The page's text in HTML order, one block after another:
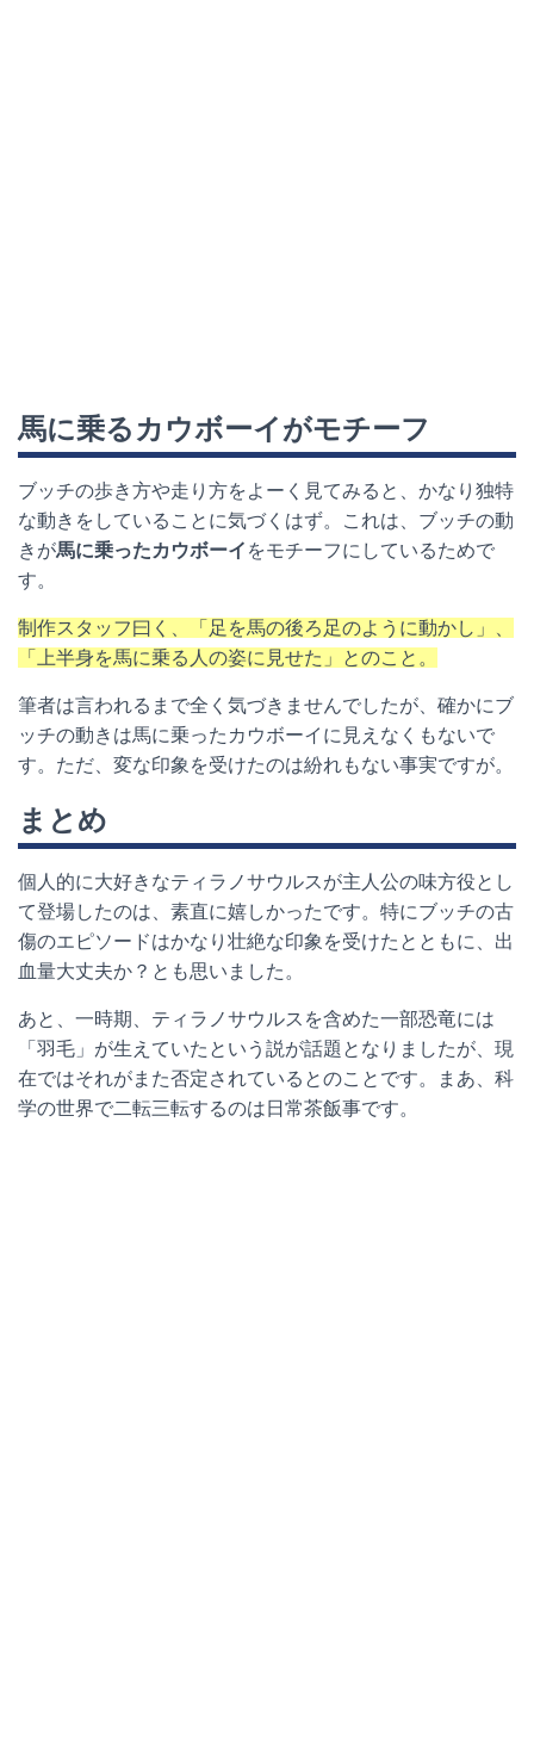
馬に乗るカウボーイがモチーフ
ブッチの歩き方や走り方をよーく見てみると、かなり独特
な動きをしていることに気づくはず。これは、ブッチの動
きが馬に乗ったカウボーイ をモチーフにしているためで
す。
制作スタッフ曰く、「足を馬の後ろ足のように動かし」、
「上半身を馬に乗る人の姿に見せた」とのこと。
筆者は言われるまで全く気づきませんでしたが、確かにブ
ッチの動きは馬に乗ったカウボーイに見えなくもないで
す。ただ、変な印象を受けたのは紛れもない事実ですが。
まとめ
個人的に大好きなティラノサウルスが主人公の味方役とし
て登場したのは、素直に嬉しかったです。特にブッチの古
傷のエピソードはかなり壮絶な印象を受けたとともに、出
血量大丈夫か？とも思いました。
あと、一時期、ティラノサウルスを含めた一部恐竜には
「羽毛」が生えていたという説が話題となりましたが、現
在ではそれがまた否定されているとのことです。まあ、科
学の世界で二転三転するのは日常茶飯事です。